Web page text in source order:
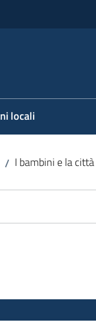
locali
/ I bambini e la città